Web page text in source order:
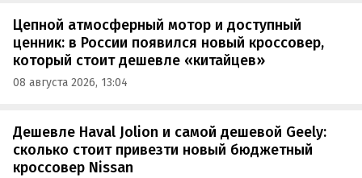
Цепной атмосферный мотор и доступный
ценник: в России появился новый кроссовер,
который стоит дешевле «китайцев»
08 августа 2026, 13:04
Дешевле Haval Jolion и самой дешевой Geely:
сколько стоит привезти новый бюджетный
кроссовер Nissan